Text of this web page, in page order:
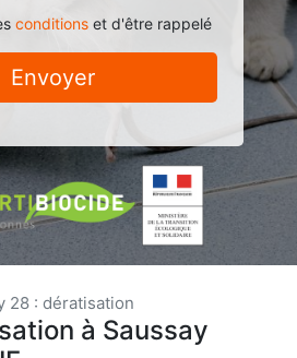
conditionset d'être rappelé
Envoyer
28 : dératisation
à Saussay